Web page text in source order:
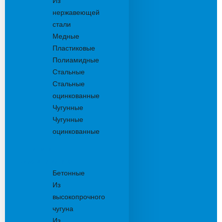
нержавеющей
стали
Медные
Пластиковые
Полиамидные
Стальные
Стальные
оцинкованные
Чугунные
Чугунные
оцинкованные
Бетонные
Из
высокопрочного
чугуна